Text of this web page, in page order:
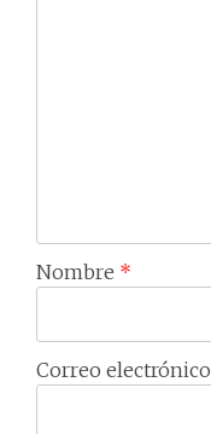
Nombre *
Correo electrónico